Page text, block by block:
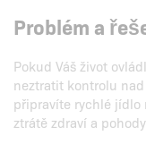
Problém a
Pokud Váš život
neztratit kontrolu
připravíte rychlé jídlo
ztrátě zdraví a